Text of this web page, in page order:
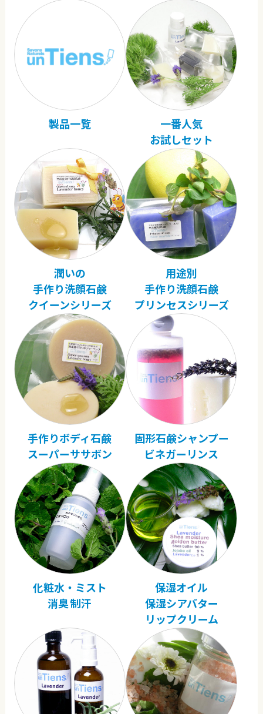
製品一覧
一番人気
お試しセット
潤いの
手作り洗顔石鹸
クイーンシリーズ
用途別
手作り洗顔石鹸
プリンセスシリーズ
手作りボディ石鹸
スーパーササボン
固形石鹸シャンプー
ビネガーリンス
化粧水・ミスト
消臭 制汗
保湿オイル
保湿シアバター
リップクリーム